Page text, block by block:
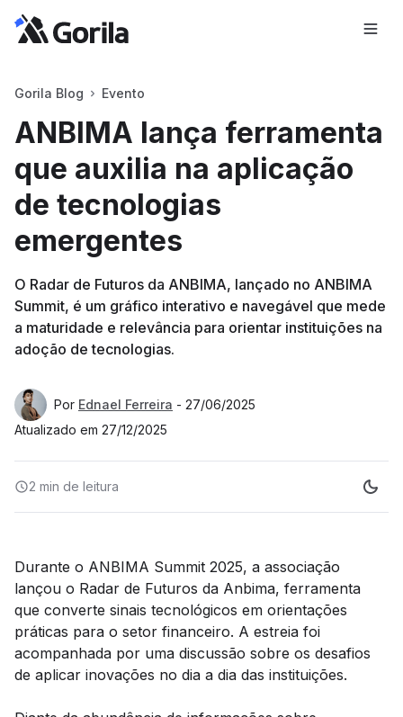
Gorila Blog Evento
ANBIMA lança ferramenta
que auxilia na aplicação
de tecnologias
emergentes
O Radar de Futuros da ANBIMA, lançado no ANBIMA
Summit, é um gráfico interativo e navegável que mede
a maturidade e relevância para orientar instituições na
adoção de tecnologias.
Por Ednael Ferreira - 27/06/2025
Atualizado em 27/12/2025
2 min de leitura
Durante o ANBIMA Summit 2025, a associação
lançou o Radar de Futuros da Anbima, ferramenta
que converte sinais tecnológicos em orientações
práticas para o setor financeiro. A estreia foi
acompanhada por uma discussão sobre os desafios
de aplicar inovações no dia a dia das instituições.